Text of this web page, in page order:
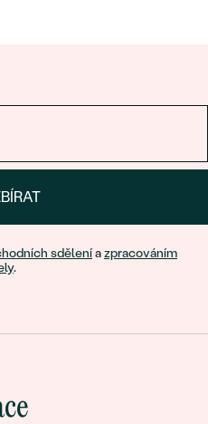
sděleníazpracováním
.